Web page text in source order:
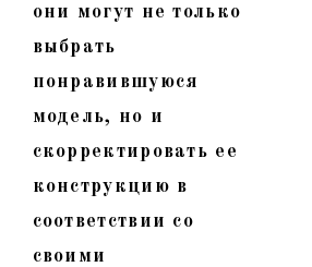
они могут не только
выбрать
понравившуюся
модель, но и
скорректировать ее
конструкцию в
соответствии со
своими